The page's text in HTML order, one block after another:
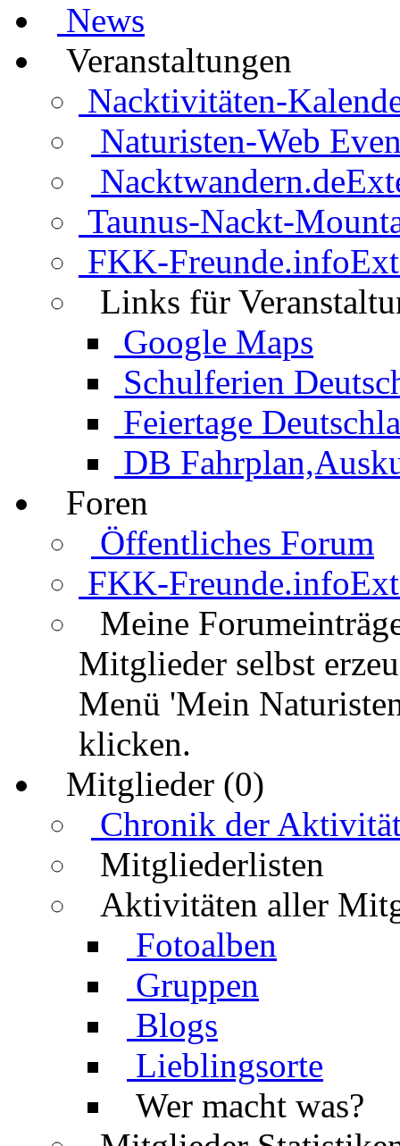
News
Veranstaltungen
Nacktivitäten-
Naturisten-Web
Nacktwandern.de
Taunus-Nackt-
FKK-Freunde.info
Links für
Google Maps
Schulferien
Feiertage
DB
Foren
Öffentliches Forum
FKK-Freunde.info
Meine
Mitglieder selbst
Menü 'Mein
klicken.
Mitglieder (0)
Chronik der
Mitgliederlisten
Aktivitäten aller
Fotoalben
Gruppen
Blogs
Lieblingsorte
Wer macht was?